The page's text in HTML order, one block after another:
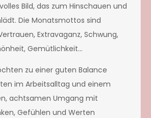
Bild, das zum Hinschauen und
Die Monatsmottos sind
Extravaganz, Schwung,
Gemütlichkeit…
zu einer guten Balance
im Arbeitsalltag und einem
achtsamen Umgang mit
Gefühlen und Werten